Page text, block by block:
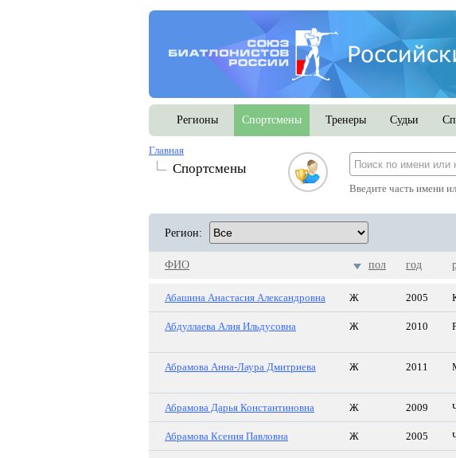
Регионы Спортсмены Тренеры Судьи
Главная
Спортсмены
Введите часть имени
Регион:
ФИО пол год
Абашина Анастасия Александровна Ж 2005
Абдуллаева Алия Ильдусовна Ж 2010
Абрамова Анна-Лаура Дмитриева Ж 2011
Абрамова Дарья Константиновна Ж 2009
Абрамова Ксения Павловна Ж 2005